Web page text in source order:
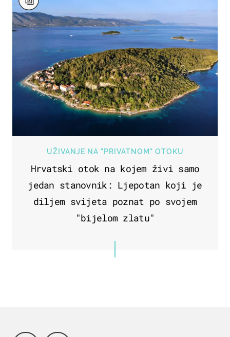
UŽIVANJE NA "PRIVATNOM" OTOKU
Hrvatski otok na kojem živi samo
jedan stanovnik: Ljepotan koji je
diljem svijeta poznat po svojem
"bijelom zlatu"